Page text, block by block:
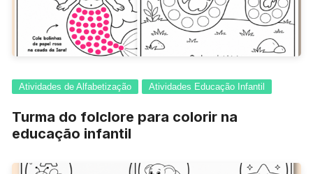
Atividades de Alfabetização Atividades Educação Infantil
Turma do folclore para colorir na
educação infantil